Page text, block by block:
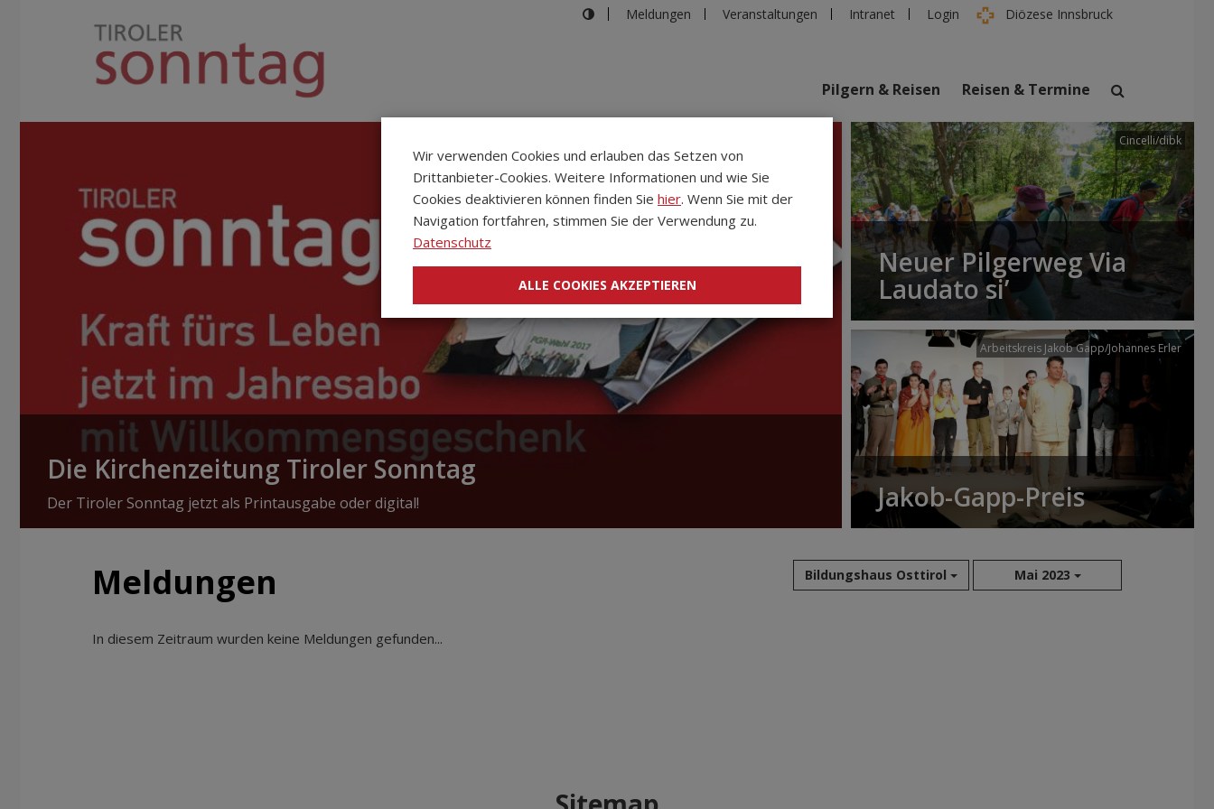
Meldungen Veranstaltungen Intranet Login Diözese Innsbruck
suchen
Veranstaltungen Personen
Pilgern & Reisen Reisen & Termine
Die Kirchenzeitung Tiroler Sonntag
Der Tiroler Sonntag jetzt als Printausgabe oder digital!
Cincelli/dibk
Neuer Pilgerweg Via
Laudato si’
Arbeitskreis Jakob Gapp/Johannes Erler
Jakob-Gapp-Preis
Meldungen Bildungshaus Osttirol Mai 2023
In diesem Zeitraum wurden keine Meldungen gefunden...
Wir verwenden Cookies und erlauben das Setzen von
Drittanbieter-Cookies. Weitere Informationen und wie Sie
Cookies deaktivieren können finden Sie hier. Wenn Sie mit der
Navigation fortfahren, stimmen Sie der Verwendung zu.
Datenschutz
ALLE COOKIES AKZEPTIEREN